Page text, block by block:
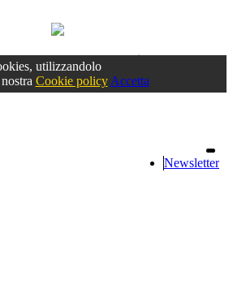
Accedioppure registrati
utilizzandolo
Cookie policy Accetta
Newsletter